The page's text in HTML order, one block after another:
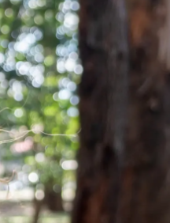
(eGK)
(ePA)